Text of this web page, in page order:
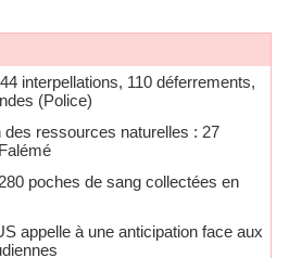
interpellations, 110 déferrements,
(Police)
des ressources naturelles : 27
poches de sang collectées en
appelle à une anticipation face aux